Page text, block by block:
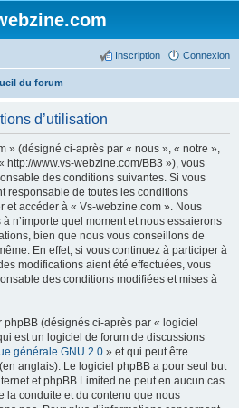
Connexion
Inscription
du forum
d’utilisation
» (désigné ci-après par « nous », « notre »,
http://www.vs-webzine.com/BB3 »), vous
des conditions suivantes. Si vous
responsable de toutes les conditions
et accéder à « Vs-webzine.com ». Nous
n’importe quel moment et nous essaierons
bien que nous vous conseillons de
En effet, si vous continuez à participer à
modifications aient été effectuées, vous
des conditions modifiées et mises à
(désignés ci-après par « logiciel
est un logiciel de forum de discussions
générale GNU 2.0 » et qui peut être
(en anglais). Le logiciel phpBB a pour seul but
et phpBB Limited ne peut en aucun cas
la conduite et du contenu que nous